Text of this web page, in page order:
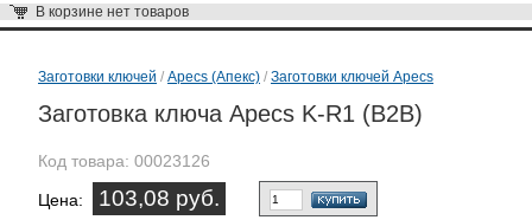
В корзине нет товаров
Заготовки ключей / Apecs (Апекс) / Заготовки ключей Apecs
Заготовка ключа Apecs K-R1 (B2B)
Код товара: 00023126
Цена: 103,08 руб.